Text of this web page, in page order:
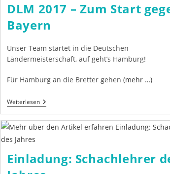
DLM 2017 – Zum Start
Bayern
Unser Team startet in die Deutschen
Ländermeisterschaft, auf geht’s Hamburg!
Für Hamburg an die Bretter gehen(mehr …)
WeiterlesenDLM
2017
Zum
Einladung: Schachlehrer